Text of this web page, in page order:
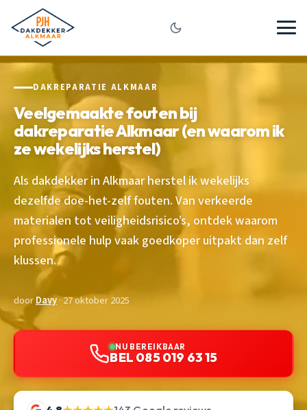
DAKREPARATIE ALKMAAR
Veelgemaakte fouten bij
dakreparatie Alkmaar (en waarom ik
ze wekelijks herstel)
Als dakdekker in Alkmaar herstel ik wekelijks
dezelfde doe-het-zelf fouten. Van verkeerde
materialen tot veiligheidsrisico’s, ontdek waarom
professionele hulp vaak goedkoper uitpakt dan zelf
klussen.
doorDavy· 27 oktober 2025
NU BEREIKBAAR
BEL 085 019 63 15